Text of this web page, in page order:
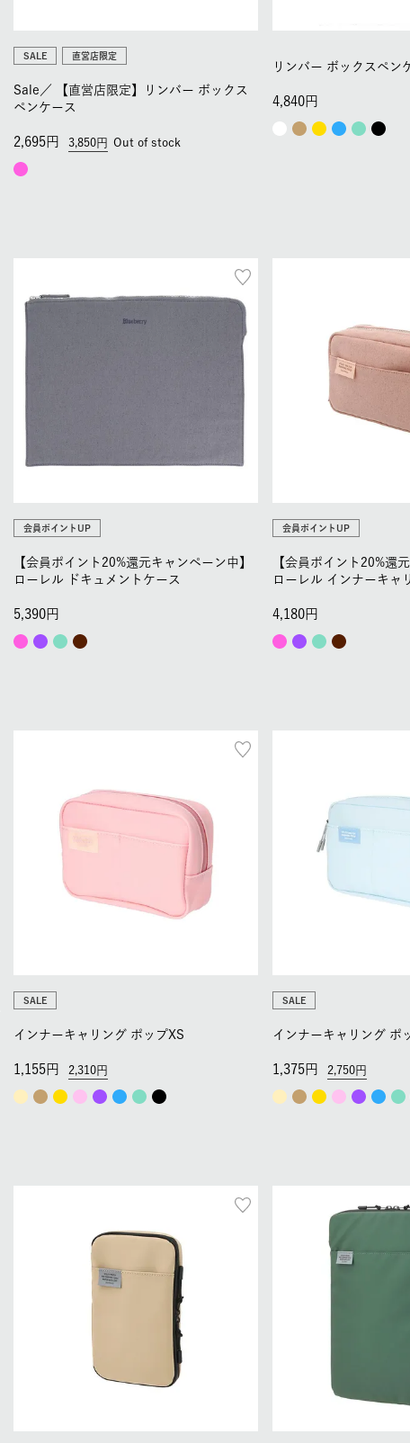
SALE 直営店限定
Sale／
【直営店限定】リンバー ボックス
ペンケース
3,850
2,695 Out of stock
リンバー ボックスペン
4,840
会員ポイントUP
【会員ポイント20%還元キャンペーン中】
ローレル ドキュメントケース
5,390
会員ポイントUP
【会員ポイント20%還
ローレル インナーキャ
4,180
SALE
インナーキャリング ポップXS
2,310
1,155
SALE
インナーキャリング ポ
2,750
1,375